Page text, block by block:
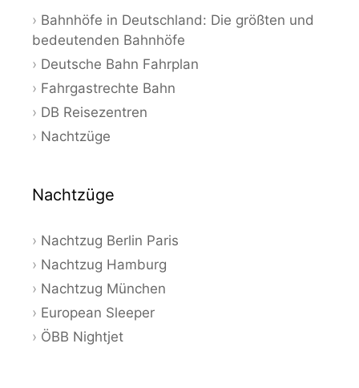
Bahnhöfe in Deutschland: Die größten und
bedeutenden Bahnhöfe
Deutsche Bahn Fahrplan
Fahrgastrechte Bahn
DB Reisezentren
Nachtzüge
Nachtzüge
Nachtzug Berlin Paris
Nachtzug Hamburg
Nachtzug München
European Sleeper
ÖBB Nightjet